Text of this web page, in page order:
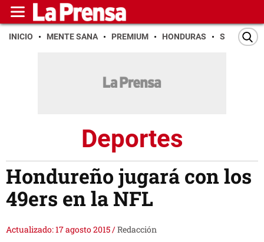
INICIO MENTE SANA PREMIUM HONDURAS SAN PEDRO
Deportes
Hondureño jugará con los
49ers en la NFL
Actualizado: 17 agosto 2015/Redacción